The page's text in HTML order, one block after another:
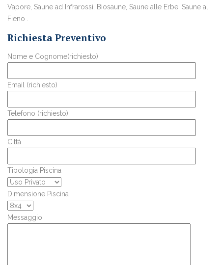
Vapore, Saune ad Infrarossi, Biosaune, Saune alle Erbe, Saune al
Fieno .
Richiesta Preventivo
Nome e Cognome(richiesto)
Email (richiesto)
Telefono (richiesto)
Città
Tipologia Piscina
Dimensione Piscina
Messaggio